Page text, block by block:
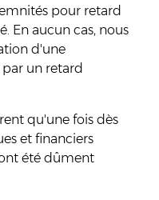
pour retard
En aucun cas, nous
d'une
un retard
qu'une fois dès
et financiers
été dûment